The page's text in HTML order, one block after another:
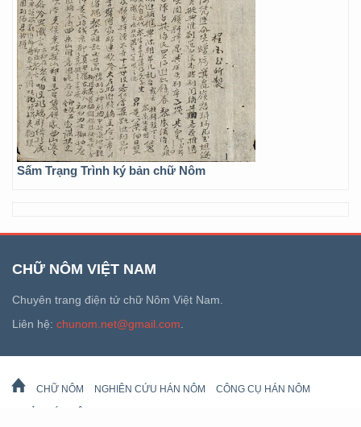
Sấm Trạng Trình ký bản chữ Nôm
CHỮ NÔM VIỆT NAM
Chuyên trang điện tử chữ Nôm Việt Nam.
Liên hệ: chunom.net@gmail.com
CHỮ NÔM NGHIÊN CỨU HÁN NÔM CÔNG CỤ HÁN NÔM